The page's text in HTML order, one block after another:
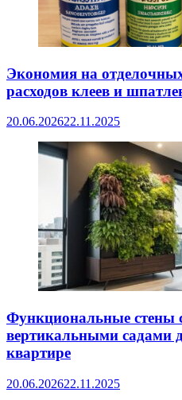
Экономия на
расходов клеев и
20.06.202622.11.2025
Функциональные стены
вертикальными садами
квартире
20.06.202622.11.2025